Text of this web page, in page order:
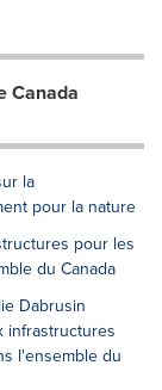
Canada
la
pour la nature
pour les
du Canada
Dabrusin
infrastructures
l'ensemble du